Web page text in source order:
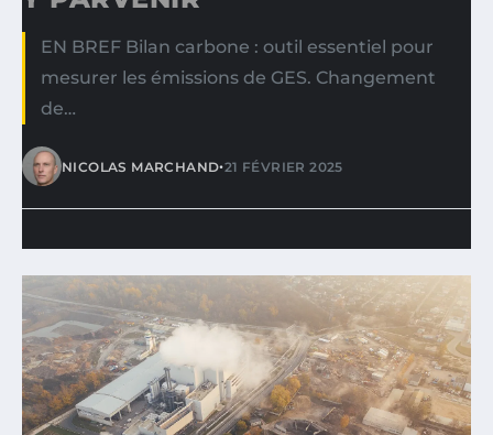
EN BREF Bilan carbone : outil essentiel pour
mesurer les émissions de GES. Changement
de…
NICOLAS MARCHAND•21 FÉVRIER 2025